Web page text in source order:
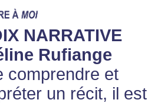
NARRATIVE
Rufiange
comprendre et
un récit, il est